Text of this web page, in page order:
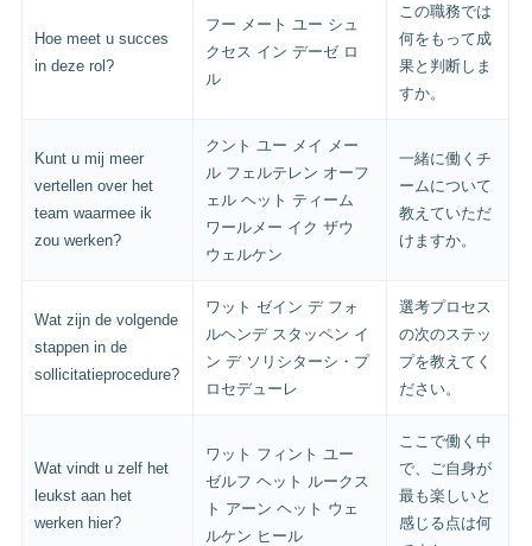
Hoe meet u succes
in deze rol?
フー メート ユー シュ
クセス イン デーゼ ロ
ル
この職務では
何をもって成
果と判断しま
すか。
Kunt u mij meer
vertellen over het
team waarmee ik
zou werken?
クント ユー メイ メー
ル フェルテレン オーフ
ェル ヘット ティーム
ワールメー イク ザウ
ウェルケン
一緒に働くチ
ームについて
教えていただ
けますか。
Wat zijn de volgende
stappen in de
sollicitatieprocedure?
ワット ゼイン デ フォ
ルヘンデ スタッペン イ
ン デ ソリシターシ・プ
ロセデューレ
選考プロセス
の次のステッ
プを教えてく
ださい。
Wat vindt u zelf het
leukst aan het
werken hier?
ワット フィント ユー
ゼルフ ヘット ルークス
ト アーン ヘット ウェ
ルケン ヒール
ここで働く中
で、ご自身が
最も楽しいと
感じる点は何